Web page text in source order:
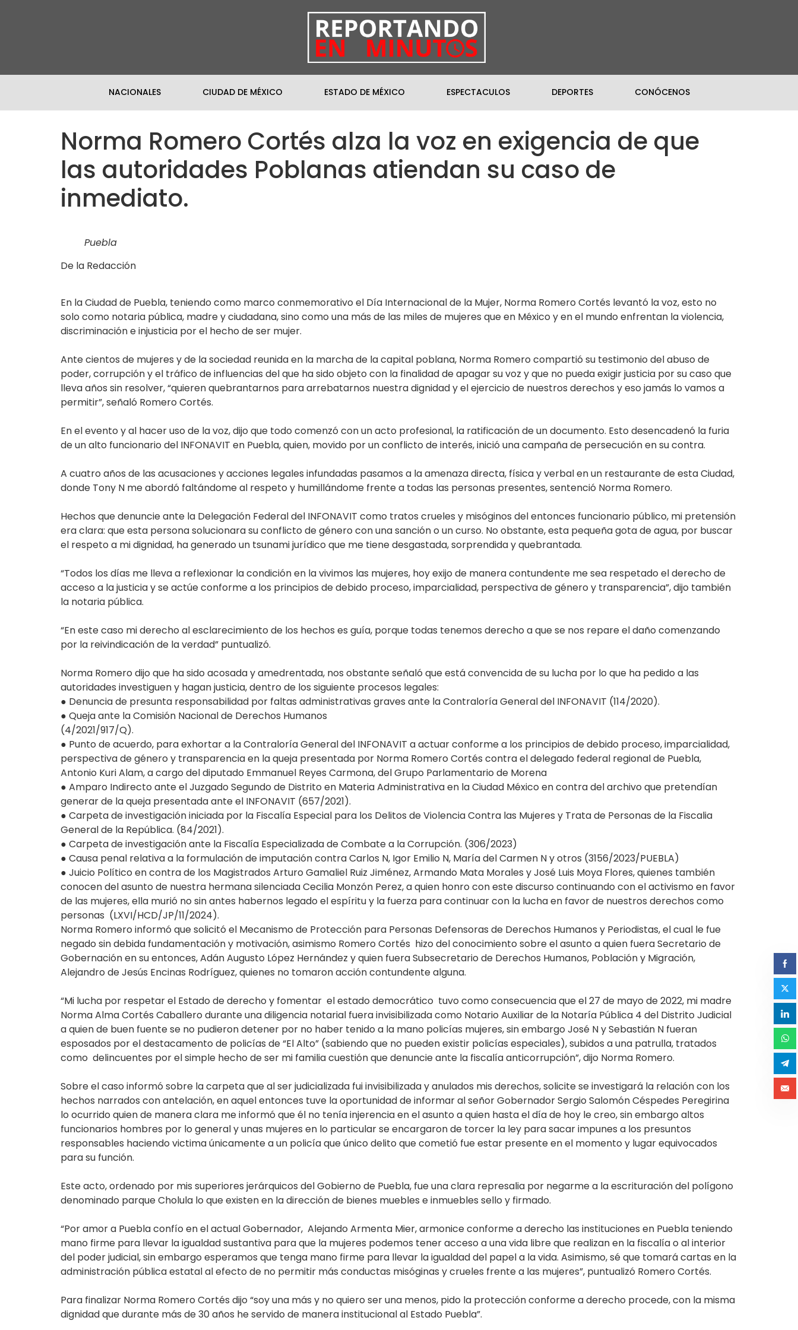
NACIONALES CIUDAD DE MÉXICO ESTADO DE MÉXICO ESPECTACULOS DEPORTES CONÓCENOS
Norma Romero Cortés alza la voz en exigencia de que
las autoridades Poblanas atiendan su caso de
inmediato.
Puebla
De la Redacción
En la Ciudad de Puebla, teniendo como marco conmemorativo el Día Internacional de la Mujer, Norma Romero Cortés levantó la voz, esto no
solo como notaria pública, madre y ciudadana, sino como una más de las miles de mujeres que en México y en el mundo enfrentan la violencia,
discriminación e injusticia por el hecho de ser mujer.
Ante cientos de mujeres y de la sociedad reunida en la marcha de la capital poblana, Norma Romero compartió su testimonio del abuso de
poder, corrupción y el tráfico de influencias del que ha sido objeto con la finalidad de apagar su voz y que no pueda exigir justicia por su caso que
lleva años sin resolver, “quieren quebrantarnos para arrebatarnos nuestra dignidad y el ejercicio de nuestros derechos y eso jamás lo vamos a
permitir”, señaló Romero Cortés.
En el evento y al hacer uso de la voz, dijo que todo comenzó con un acto profesional, la ratificación de un documento. Esto desencadenó la furia
de un alto funcionario del INFONAVIT en Puebla, quien, movido por un conflicto de interés, inició una campaña de persecución en su contra.
A cuatro años de las acusaciones y acciones legales infundadas pasamos a la amenaza directa, física y verbal en un restaurante de esta Ciudad,
donde Tony N me abordó faltándome al respeto y humillándome frente a todas las personas presentes, sentenció Norma Romero.
Hechos que denuncie ante la Delegación Federal del INFONAVIT como tratos crueles y misóginos del entonces funcionario público, mi pretensión
era clara: que esta persona solucionara su conflicto de género con una sanción o un curso. No obstante, esta pequeña gota de agua, por buscar
el respeto a mi dignidad, ha generado un tsunami jurídico que me tiene desgastada, sorprendida y quebrantada.
“Todos los días me lleva a reflexionar la condición en la vivimos las mujeres, hoy exijo de manera contundente me sea respetado el derecho de
acceso a la justicia y se actúe conforme a los principios de debido proceso, imparcialidad, perspectiva de género y transparencia”, dijo también
la notaria pública.
“En este caso mi derecho al esclarecimiento de los hechos es guía, porque todas tenemos derecho a que se nos repare el daño comenzando
por la reivindicación de la verdad” puntualizó.
Norma Romero dijo que ha sido acosada y amedrentada, nos obstante señaló que está convencida de su lucha por lo que ha pedido a las
autoridades investiguen y hagan justicia, dentro de los siguiente procesos legales:
● Denuncia de presunta responsabilidad por faltas administrativas graves ante la Contraloría General del INFONAVIT (114/2020).
● Queja ante la Comisión Nacional de Derechos Humanos
(4/2021/917/Q).
● Punto de acuerdo, para exhortar a la Contraloría General del INFONAVIT a actuar conforme a los principios de debido proceso, imparcialidad,
perspectiva de género y transparencia en la queja presentada por Norma Romero Cortés contra el delegado federal regional de Puebla,
Antonio Kuri Alam, a cargo del diputado Emmanuel Reyes Carmona, del Grupo Parlamentario de Morena
● Amparo Indirecto ante el Juzgado Segundo de Distrito en Materia Administrativa en la Ciudad México en contra del archivo que pretendían
generar de la queja presentada ante el INFONAVIT (657/2021).
● Carpeta de investigación iniciada por la Fiscalía Especial para los Delitos de Violencia Contra las Mujeres y Trata de Personas de la Fiscalia
General de la República. (84/2021).
● Carpeta de investigación ante la Fiscalía Especializada de Combate a la Corrupción. (306/2023)
● Causa penal relativa a la formulación de imputación contra Carlos N, Igor Emilio N, María del Carmen N y otros (3156/2023/PUEBLA)
● Juicio Político en contra de los Magistrados Arturo Gamaliel Ruiz Jiménez, Armando Mata Morales y José Luis Moya Flores, quienes también
conocen del asunto de nuestra hermana silenciada Cecilia Monzón Perez, a quien honro con este discurso continuando con el activismo en favor
de las mujeres, ella murió no sin antes habernos legado el espíritu y la fuerza para continuar con la lucha en favor de nuestros derechos como
personas (LXVI/HCD/JP/11/2024).
Norma Romero informó que solicitó el Mecanismo de Protección para Personas Defensoras de Derechos Humanos y Periodistas, el cual le fue
negado sin debida fundamentación y motivación, asimismo Romero Cortés hizo del conocimiento sobre el asunto a quien fuera Secretario de
Gobernación en su entonces, Adán Augusto López Hernández y quien fuera Subsecretario de Derechos Humanos, Población y Migración,
Alejandro de Jesús Encinas Rodríguez, quienes no tomaron acción contundente alguna.
“Mi lucha por respetar el Estado de derecho y fomentar el estado democrático tuvo como consecuencia que el 27 de mayo de 2022, mi madre
Norma Alma Cortés Caballero durante una diligencia notarial fuera invisibilizada como Notario Auxiliar de la Notaría Pública 4 del Distrito Judicial
a quien de buen fuente se no pudieron detener por no haber tenido a la mano policías mujeres, sin embargo José N y Sebastián N fueran
esposados por el destacamento de policías de “El Alto” (sabiendo que no pueden existir policías especiales), subidos a una patrulla, tratados
como delincuentes por el simple hecho de ser mi familia cuestión que denuncie ante la fiscalía anticorrupción”, dijo Norma Romero.
Sobre el caso informó sobre la carpeta que al ser judicializada fui invisibilizada y anulados mis derechos, solicite se investigará la relación con los
hechos narrados con antelación, en aquel entonces tuve la oportunidad de informar al señor Gobernador Sergio Salomón Céspedes Peregirina
lo ocurrido quien de manera clara me informó que él no tenía injerencia en el asunto a quien hasta el día de hoy le creo, sin embargo altos
funcionarios hombres por lo general y unas mujeres en lo particular se encargaron de torcer la ley para sacar impunes a los presuntos
responsables haciendo victima únicamente a un policía que único delito que cometió fue estar presente en el momento y lugar equivocados
para su función.
Este acto, ordenado por mis superiores jerárquicos del Gobierno de Puebla, fue una clara represalia por negarme a la escrituración del polígono
denominado parque Cholula lo que existen en la dirección de bienes muebles e inmuebles sello y firmado.
“Por amor a Puebla confío en el actual Gobernador, Alejando Armenta Mier, armonice conforme a derecho las instituciones en Puebla teniendo
mano firme para llevar la igualdad sustantiva para que la mujeres podemos tener acceso a una vida libre que realizan en la fiscalía o al interior
del poder judicial, sin embargo esperamos que tenga mano firme para llevar la igualdad del papel a la vida. Asimismo, sé que tomará cartas en la
administración pública estatal al efecto de no permitir más conductas misóginas y crueles frente a las mujeres”, puntualizó Romero Cortés.
Para finalizar Norma Romero Cortés dijo “soy una más y no quiero ser una menos, pido la protección conforme a derecho procede, con la misma
dignidad que durante más de 30 años he servido de manera institucional al Estado Puebla”.